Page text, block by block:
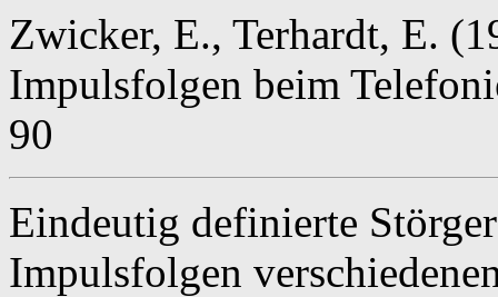
Zwicker, E., Terhardt, E.
Impulsfolgen beim
90
Eindeutig definierte
Impulsfolgen